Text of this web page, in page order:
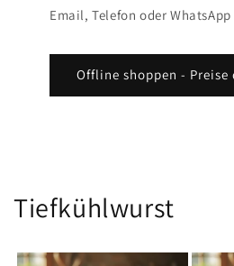
Email, Telefon oder WhatsApp
Offline shoppen - Preise
Tiefkühlwurst